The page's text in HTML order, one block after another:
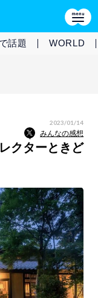
話題 WORLD
2023/01/14
みんなの感想
クターときど